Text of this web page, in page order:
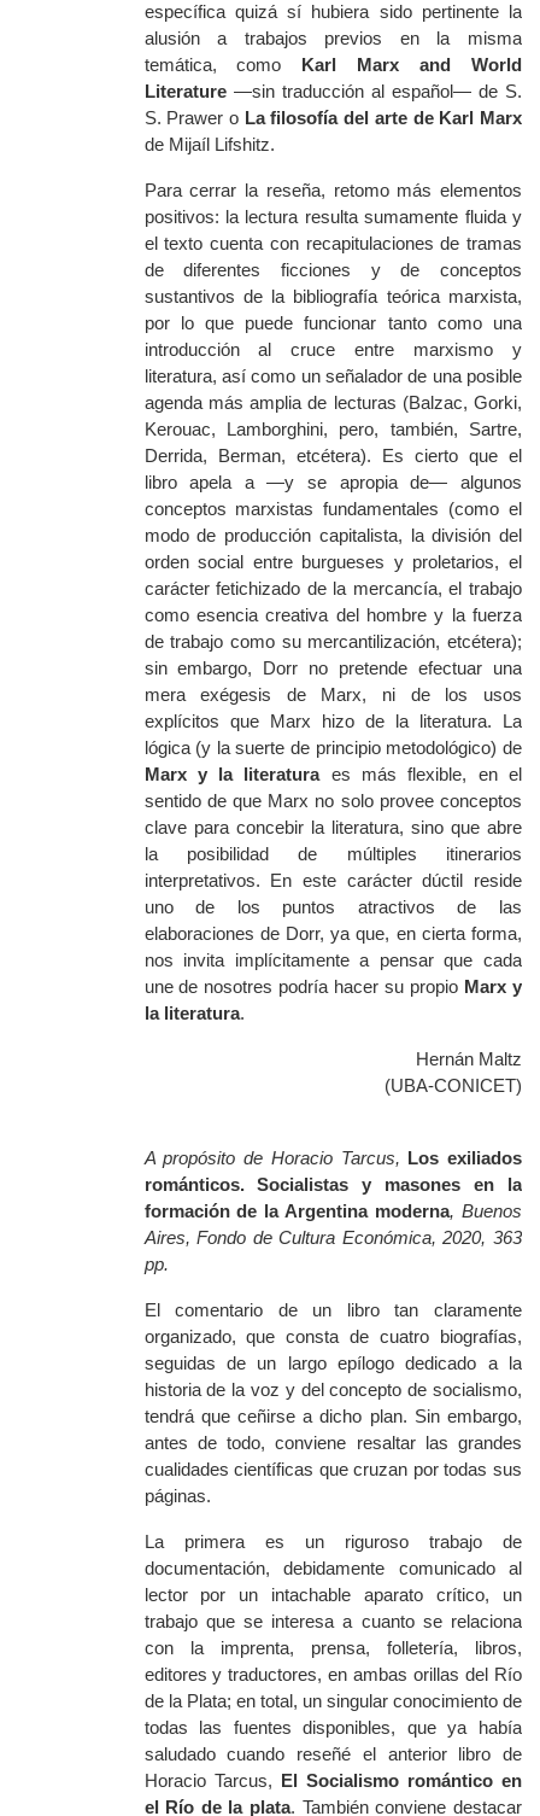
específica quizá sí hubiera sido pertinente la
alusión a trabajos previos en la misma
temática, como Karl Marx and World
Literature—sin traducción al español— de S.
S. Prawer o La filosofía del arte de Karl Marx
de Mijaíl Lifshitz.
Para cerrar la reseña, retomo más elementos
positivos: la lectura resulta sumamente fluida y
el texto cuenta con recapitulaciones de tramas
de diferentes ficciones y de conceptos
sustantivos de la bibliografía teórica marxista,
por lo que puede funcionar tanto como una
introducción al cruce entre marxismo y
literatura, así como un señalador de una posible
agenda más amplia de lecturas (Balzac, Gorki,
Kerouac, Lamborghini, pero, también, Sartre,
Derrida, Berman, etcétera). Es cierto que el
libro apela a —y se apropia de— algunos
conceptos marxistas fundamentales (como el
modo de producción capitalista, la división del
orden social entre burgueses y proletarios, el
carácter fetichizado de la mercancía, el trabajo
como esencia creativa del hombre y la fuerza
de trabajo como su mercantilización, etcétera);
sin embargo, Dorr no pretende efectuar una
mera exégesis de Marx, ni de los usos
explícitos que Marx hizo de la literatura. La
lógica (y la suerte de principio metodológico) de
Marx y la literaturaes más flexible, en el
sentido de que Marx no solo provee conceptos
clave para concebir la literatura, sino que abre
la posibilidad de múltiples itinerarios
interpretativos. En este carácter dúctil reside
uno de los puntos atractivos de las
elaboraciones de Dorr, ya que, en cierta forma,
nos invita implícitamente a pensar que cada
une de nosotres podría hacer su propio Marx y
la literatura.
Hernán Maltz
(UBA-CONICET)
A propósito de Horacio Tarcus, Los exiliados
románticos. Socialistas y masones en la
formación de la Argentina moderna, Buenos
Aires, Fondo de Cultura Económica, 2020, 363
pp.
El comentario de un libro tan claramente
organizado, que consta de cuatro biografías,
seguidas de un largo epílogo dedicado a la
historia de la voz y del concepto de socialismo,
tendrá que ceñirse a dicho plan. Sin embargo,
antes de todo, conviene resaltar las grandes
cualidades científicas que cruzan por todas sus
páginas.
La primera es un riguroso trabajo de
documentación, debidamente comunicado al
lector por un intachable aparato crítico, un
trabajo que se interesa a cuanto se relaciona
con la imprenta, prensa, folletería, libros,
editores y traductores, en ambas orillas del Río
de la Plata; en total, un singular conocimiento de
todas las fuentes disponibles, que ya había
saludado cuando reseñé el anterior libro de
Horacio Tarcus, El Socialismo romántico en
el Río de la plata. También conviene destacar